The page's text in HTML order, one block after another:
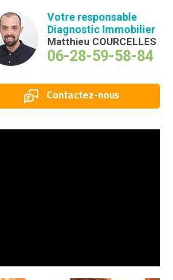
Votre responsable
Diagnostic Immobilier
Matthieu COURCELLES
06-28-59-58-84
Contactez-nous